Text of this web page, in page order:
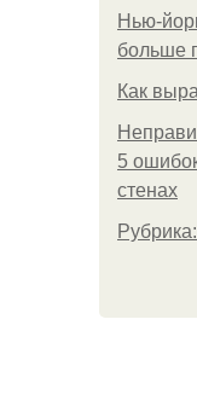
Нью-
больше
Как
5
стенах